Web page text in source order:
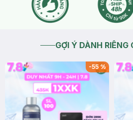
GỢI Ý DÀNH RIÊNG
-55%